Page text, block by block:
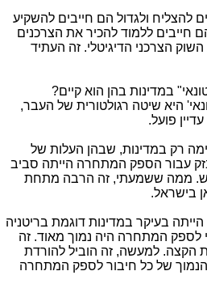
להצליח ולגדול הם חייבים להשקיע
חייבים ללמוד להכיר את הצרכנים
הצרכני הדיגיטלי. זה העתיד
במדינות בהן הוא קיים?
היא שיטה רגולטורית של העבר,
פועל.
רק במדינות, שבהן העלות של
עבור הספק המתחרה הייתה סביב
ש"ח) לחודש. ממה ששמעתי, זה הרבה מתחת
בישראל.
בעיקר במדינות דוגמת בריטניה
לספק המתחרה היה נמוך מאוד. זה
הקצה. למעשה, זה הוביל להורדת
של כל חיבור לספק המתחרה